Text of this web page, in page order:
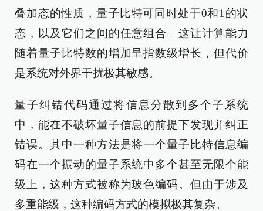
叠加态的性质，量子比特可同时处于0和1的状
态，以及它们之间的任意组合。这让计算能力
随着量子比特数的增加呈指数级增长，但代价
是系统对外界干扰极其敏感。
量子纠错代码通过将信息分散到多个子系统
中，能在不破坏量子信息的前提下发现并纠正
错误。其中一种方法是将一个量子比特信息编
码在一个振动的量子系统中多个甚至无限个能
级上，这种方式被称为玻色编码。但由于涉及
多重能级，这种编码方式的模拟极其复杂。